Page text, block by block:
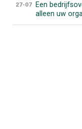
27-07
Een
alleen uw